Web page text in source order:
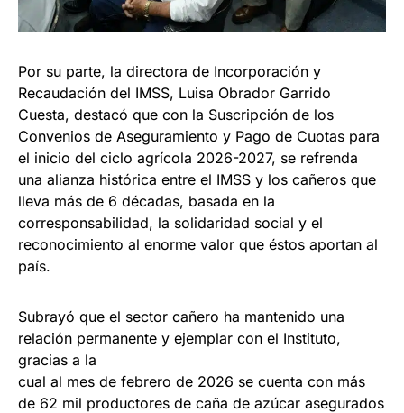
Por su parte, la directora de Incorporación y
Recaudación del IMSS, Luisa Obrador Garrido
Cuesta, destacó que con la Suscripción de los
Convenios de Aseguramiento y Pago de Cuotas para
el inicio del ciclo agrícola 2026-2027, se refrenda
una alianza histórica entre el IMSS y los cañeros que
lleva más de 6 décadas, basada en la
corresponsabilidad, la solidaridad social y el
reconocimiento al enorme valor que éstos aportan al
país.
Subrayó que el sector cañero ha mantenido una
relación permanente y ejemplar con el Instituto,
gracias a la
cual al mes de febrero de 2026 se cuenta con más
de 62 mil productores de caña de azúcar asegurados